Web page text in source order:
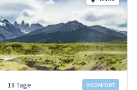
18 Tage VICOMFORT